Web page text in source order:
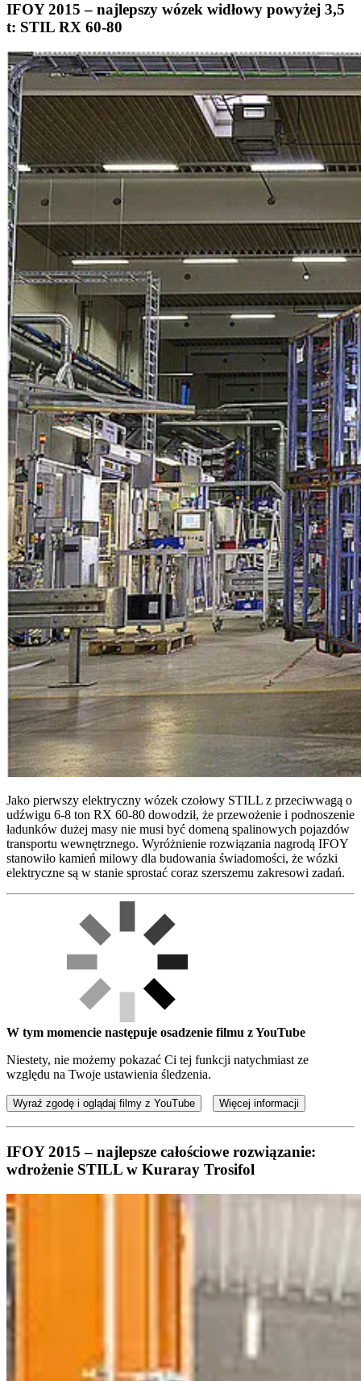
IFOY 2015 – najlepszy wózek widłowy powyżej 3,5
t: STIL RX 60-80
Jako pierwszy elektryczny wózek czołowy STILL z przeciwwagą o
udźwigu 6-8 ton RX 60-80 dowodził, że przewożenie i podnoszenie
ładunków dużej masy nie musi być domeną spalinowych pojazdów
transportu wewnętrznego. Wyróżnienie rozwiązania nagrodą IFOY
stanowiło kamień milowy dla budowania świadomości, że wózki
elektryczne są w stanie sprostać coraz szerszemu zakresowi zadań.
W tym momencie następuje osadzenie filmu z YouTube
Niestety, nie możemy pokazać Ci tej funkcji natychmiast ze
względu na Twoje ustawienia śledzenia.
Wyraź zgodę i oglądaj filmy z YouTube Więcej informacji
IFOY 2015 – najlepsze całościowe rozwiązanie:
wdrożenie STILL w Kuraray Trosifol